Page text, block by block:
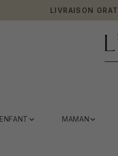
LIVRAISON
MAMAN